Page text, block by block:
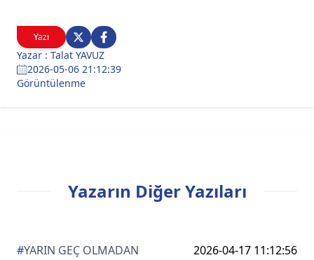
Yazı
Yazar : Talat YAVUZ
2026-05-06 21:12:39
Görüntülenme
Yazarın Diğer Yazıları
#YARIN GEÇ OLMADAN 2026-04-17 11:12:56